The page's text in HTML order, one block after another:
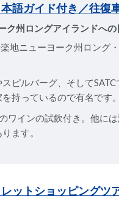
語ガイド付き／往復
州ロングアイランドへの
地ニューヨーク州ロング
ピルバーグ、そしてSATC
持っているので有名です。
ワインの試飲付き。他に
ます。
ットショッピングツ